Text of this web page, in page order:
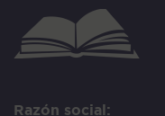
Razón social: